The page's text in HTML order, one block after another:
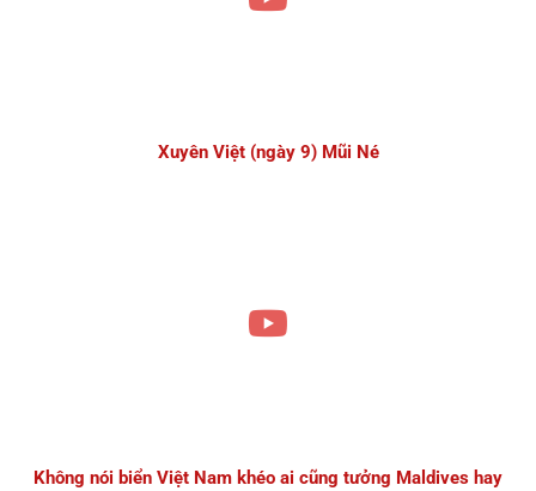
Xuyên Việt (ngày 9) Mũi Né
Không nói biển Việt Nam khéo ai cũng tưởng Maldives hay